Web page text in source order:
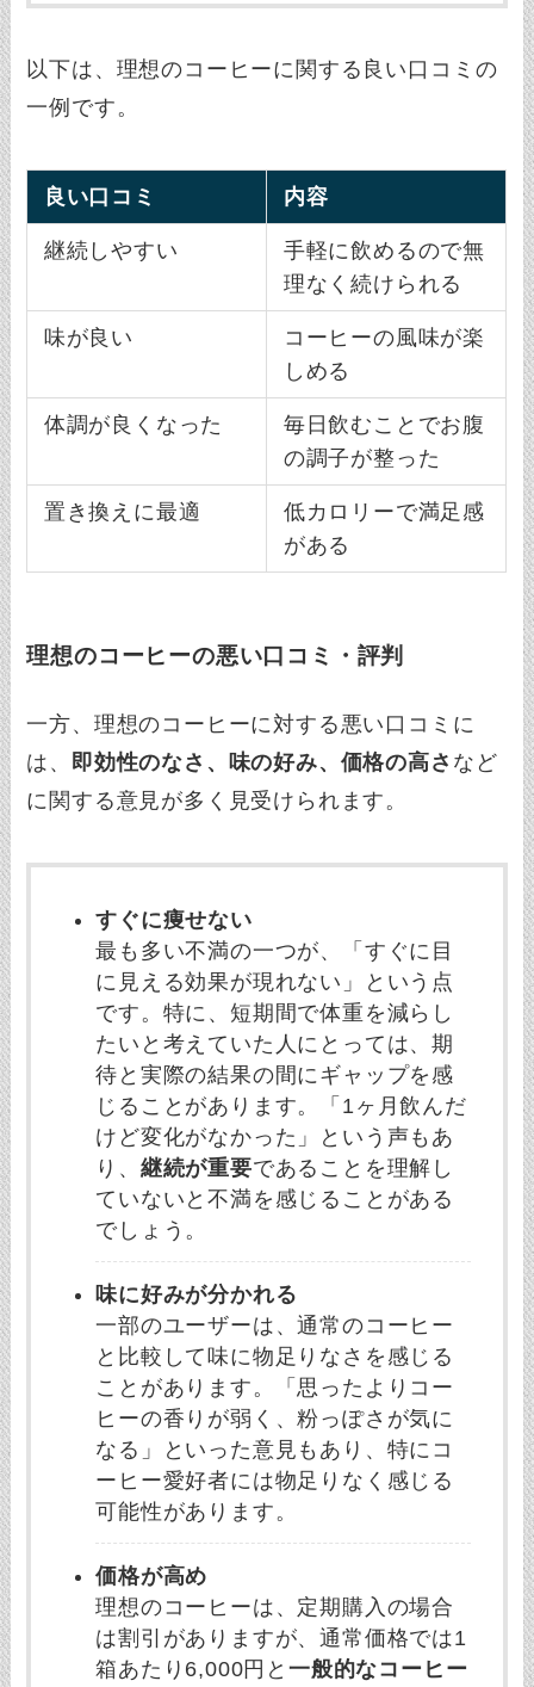
以下は、理想のコーヒーに関する良い口コミの
一例です。
良い口コミ 内容
継続しやすい
手軽に飲めるので無
理なく続けられる
味が良い
コーヒーの風味が楽
しめる
体調が良くなった
毎日飲むことでお腹
の調子が整った
置き換えに最適
低カロリーで満足感
がある
理想のコーヒーの悪い口コミ・評判
一方、理想のコーヒーに対する悪い口コミに
は、 即効性のなさ、味の好み、価格の高さ など
に関する意見が多く見受けられます。
すぐに痩せない
最も多い不満の一つが、「すぐに目
に見える効果が現れない」という点
です。特に、短期間で体重を減らし
たいと考えていた人にとっては、期
待と実際の結果の間にギャップを感
じることがあります。「1ヶ月飲んだ
けど変化がなかった」という声もあ
り、 継続が重要であることを理解し
ていないと不満を感じることがある
でしょう。
味に好みが分かれる
一部のユーザーは、通常のコーヒー
と比較して味に物足りなさを感じる
ことがあります。「思ったよりコー
ヒーの香りが弱く、粉っぽさが気に
なる」といった意見もあり、特にコ
ーヒー愛好者には物足りなく感じる
可能性があります。
価格が高め
理想のコーヒーは、定期購入の場合
は割引がありますが、通常価格では1
箱あたり6,000円と一般的なコーヒー